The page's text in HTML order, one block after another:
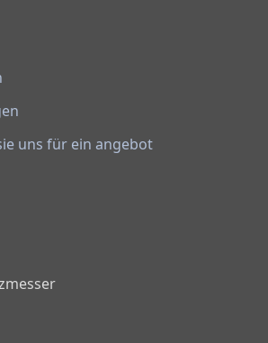
uns für ein angebot